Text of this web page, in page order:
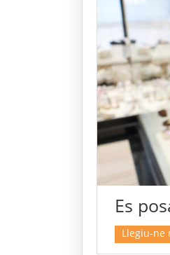
Es
Llegiu-ne